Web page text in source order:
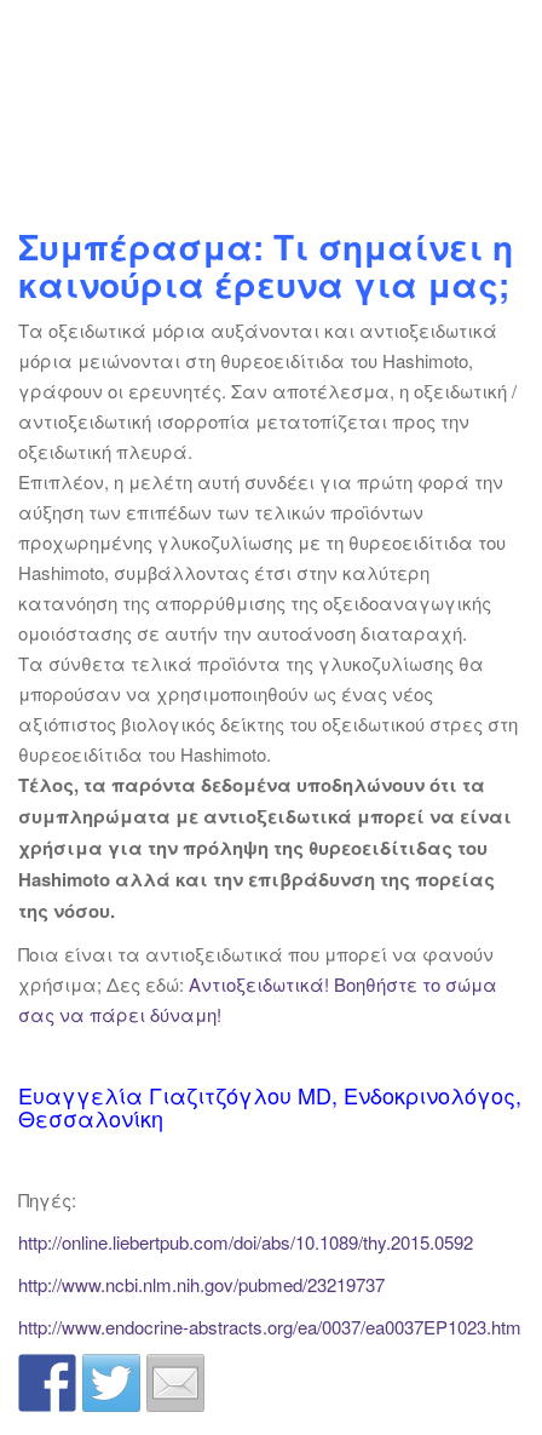
Συμπέρασμα: Τι σημαίνει η
καινούρια έρευνα για μας;
Τα οξειδωτικά μόρια αυξάνονται και αντιοξειδωτικά
μόρια μειώνονται στη θυρεοειδίτιδα του Hashimoto,
γράφουν οι ερευνητές. Σαν αποτέλεσμα, η οξειδωτική /
αντιοξειδωτική ισορροπία μετατοπίζεται προς την
οξειδωτική πλευρά.
Επιπλέον, η μελέτη αυτή συνδέει για πρώτη φορά την
αύξηση των επιπέδων των τελικών προϊόντων
προχωρημένης γλυκοζυλίωσης με τη θυρεοειδίτιδα του
Hashimoto, συμβάλλοντας έτσι στην καλύτερη
κατανόηση της απορρύθμισης της οξειδοαναγωγικής
ομοιόστασης σε αυτήν την αυτοάνοση διαταραχή.
Τα σύνθετα τελικά προϊόντα της γλυκοζυλίωσης θα
μπορούσαν να χρησιμοποιηθούν ως ένας νέος
αξιόπιστος βιολογικός δείκτης του οξειδωτικού στρες στη
θυρεοειδίτιδα του Hashimoto.
Τέλος, τα παρόντα δεδομένα υποδηλώνουν ότι τα
συμπληρώματα με αντιοξειδωτικά μπορεί να είναι
χρήσιμα για την πρόληψη της θυρεοειδίτιδας του
Hashimoto αλλά και την επιβράδυνση της πορείας
της νόσου.
Ποια είναι τα αντιοξειδωτικά που μπορεί να φανούν
χρήσιμα; Δες εδώ: Αντιοξειδωτικά! Βοηθήστε το σώμα
σας να πάρει δύναμη!
Ευαγγελία Γιαζιτζόγλου MD, Ενδοκρινολόγος,
Θεσσαλονίκη
Πηγές:
http://online.liebertpub.com/doi/abs/10.1089/thy.2015.0592
http://www.ncbi.nlm.nih.gov/pubmed/23219737
http://www.endocrine-abstracts.org/ea/0037/ea0037EP1023.htm